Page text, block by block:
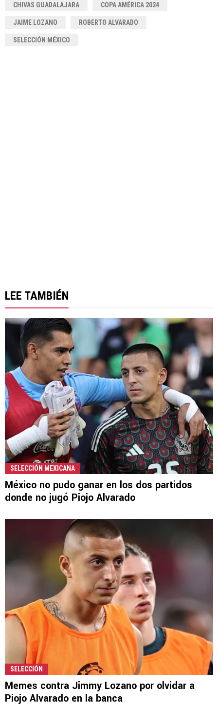
CHIVAS GUADALAJARA COPA AMÉRICA 2024
JAIME LOZANO ROBERTO ALVARADO
SELECCIÓN MÉXICO
LEE TAMBIÉN
SELECCIÓN MEXICANA
México no pudo ganar en los dos partidos
donde no jugó Piojo Alvarado
SELECCIÓN
Memes contra Jimmy Lozano por olvidar a
Piojo Alvarado en la banca